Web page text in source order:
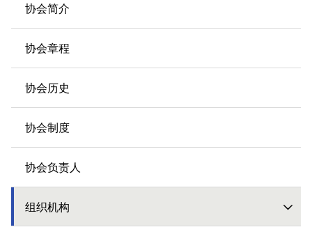
协会简介
协会章程
协会历史
协会制度
协会负责人
组织机构